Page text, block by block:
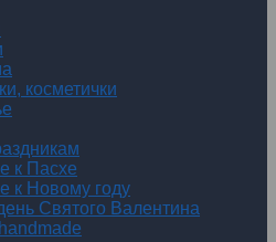
косметички
к Пасхе
к Новому году
Святого Валентина